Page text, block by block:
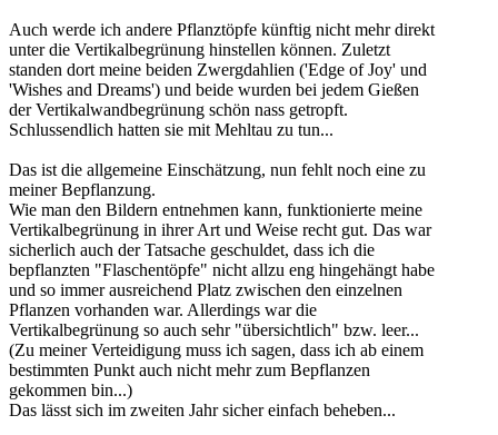
Auch werde ich andere Pflanztöpfe künftig nicht mehr direkt
unter die Vertikalbegrünung hinstellen können. Zuletzt
standen dort meine beiden Zwergdahlien ('Edge of Joy' und
'Wishes and Dreams') und beide wurden bei jedem Gießen
der Vertikalwandbegrünung schön nass getropft.
Schlussendlich hatten sie mit Mehltau zu tun...
Das ist die allgemeine Einschätzung, nun fehlt noch eine zu
meiner Bepflanzung.
Wie man den Bildern entnehmen kann, funktionierte meine
Vertikalbegrünung in ihrer Art und Weise recht gut. Das war
sicherlich auch der Tatsache geschuldet, dass ich die
bepflanzten "Flaschentöpfe" nicht allzu eng hingehängt habe
und so immer ausreichend Platz zwischen den einzelnen
Pflanzen vorhanden war. Allerdings war die
Vertikalbegrünung so auch sehr "übersichtlich" bzw. leer...
(Zu meiner Verteidigung muss ich sagen, dass ich ab einem
bestimmten Punkt auch nicht mehr zum Bepflanzen
gekommen bin...)
Das lässt sich im zweiten Jahr sicher einfach beheben...